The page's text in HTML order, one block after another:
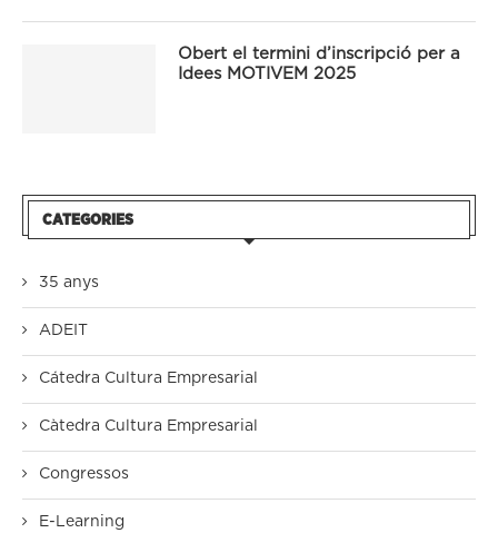
Obert el termini d’inscripció per a
Idees MOTIVEM 2025
CATEGORIES
35 anys
ADEIT
Cátedra Cultura Empresarial
Càtedra Cultura Empresarial
Congressos
E-Learning